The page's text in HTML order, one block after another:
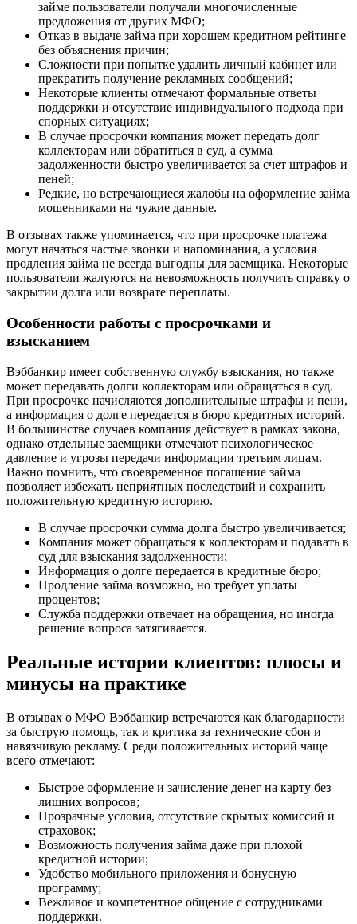
займе пользователи получали многочисленные
предложения от других МФО;
Отказ в выдаче займа при хорошем кредитном рейтинге
без объяснения причин;
Сложности при попытке удалить личный кабинет или
прекратить получение рекламных сообщений;
Некоторые клиенты отмечают формальные ответы
поддержки и отсутствие индивидуального подхода при
спорных ситуациях;
В случае просрочки компания может передать долг
коллекторам или обратиться в суд, а сумма
задолженности быстро увеличивается за счет штрафов и
пеней;
Редкие, но встречающиеся жалобы на оформление займа
мошенниками на чужие данные.
В отзывах также упоминается, что при просрочке платежа
могут начаться частые звонки и напоминания, а условия
продления займа не всегда выгодны для заемщика. Некоторые
пользователи жалуются на невозможность получить справку о
закрытии долга или возврате переплаты.
Особенности работы с просрочками и
взысканием
Вэббанкир имеет собственную службу взыскания, но также
может передавать долги коллекторам или обращаться в суд.
При просрочке начисляются дополнительные штрафы и пени,
а информация о долге передается в бюро кредитных историй.
В большинстве случаев компания действует в рамках закона,
однако отдельные заемщики отмечают психологическое
давление и угрозы передачи информации третьим лицам.
Важно помнить, что своевременное погашение займа
позволяет избежать неприятных последствий и сохранить
положительную кредитную историю.
В случае просрочки сумма долга быстро увеличивается;
Компания может обращаться к коллекторам и подавать в
суд для взыскания задолженности;
Информация о долге передается в кредитные бюро;
Продление займа возможно, но требует уплаты
процентов;
Служба поддержки отвечает на обращения, но иногда
решение вопроса затягивается.
Реальные истории клиентов: плюсы и
минусы на практике
В отзывах о МФО Вэббанкир встречаются как благодарности
за быструю помощь, так и критика за технические сбои и
навязчивую рекламу. Среди положительных историй чаще
всего отмечают:
Быстрое оформление и зачисление денег на карту без
лишних вопросов;
Прозрачные условия, отсутствие скрытых комиссий и
страховок;
Возможность получения займа даже при плохой
кредитной истории;
Удобство мобильного приложения и бонусную
программу;
Вежливое и компетентное общение с сотрудниками
поддержки.